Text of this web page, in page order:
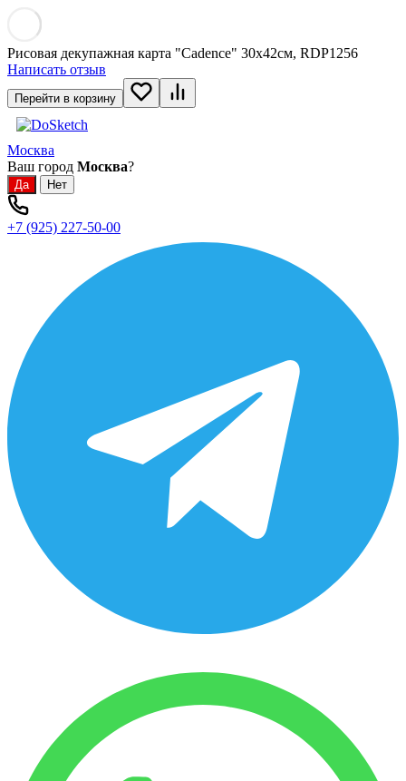
Рисовая декупажная карта "Cadence" 30х42см, RDP1256
Написать отзыв
Перейти в корзину
Москва
Ваш город Москва?
+7 (925) 227-50-00